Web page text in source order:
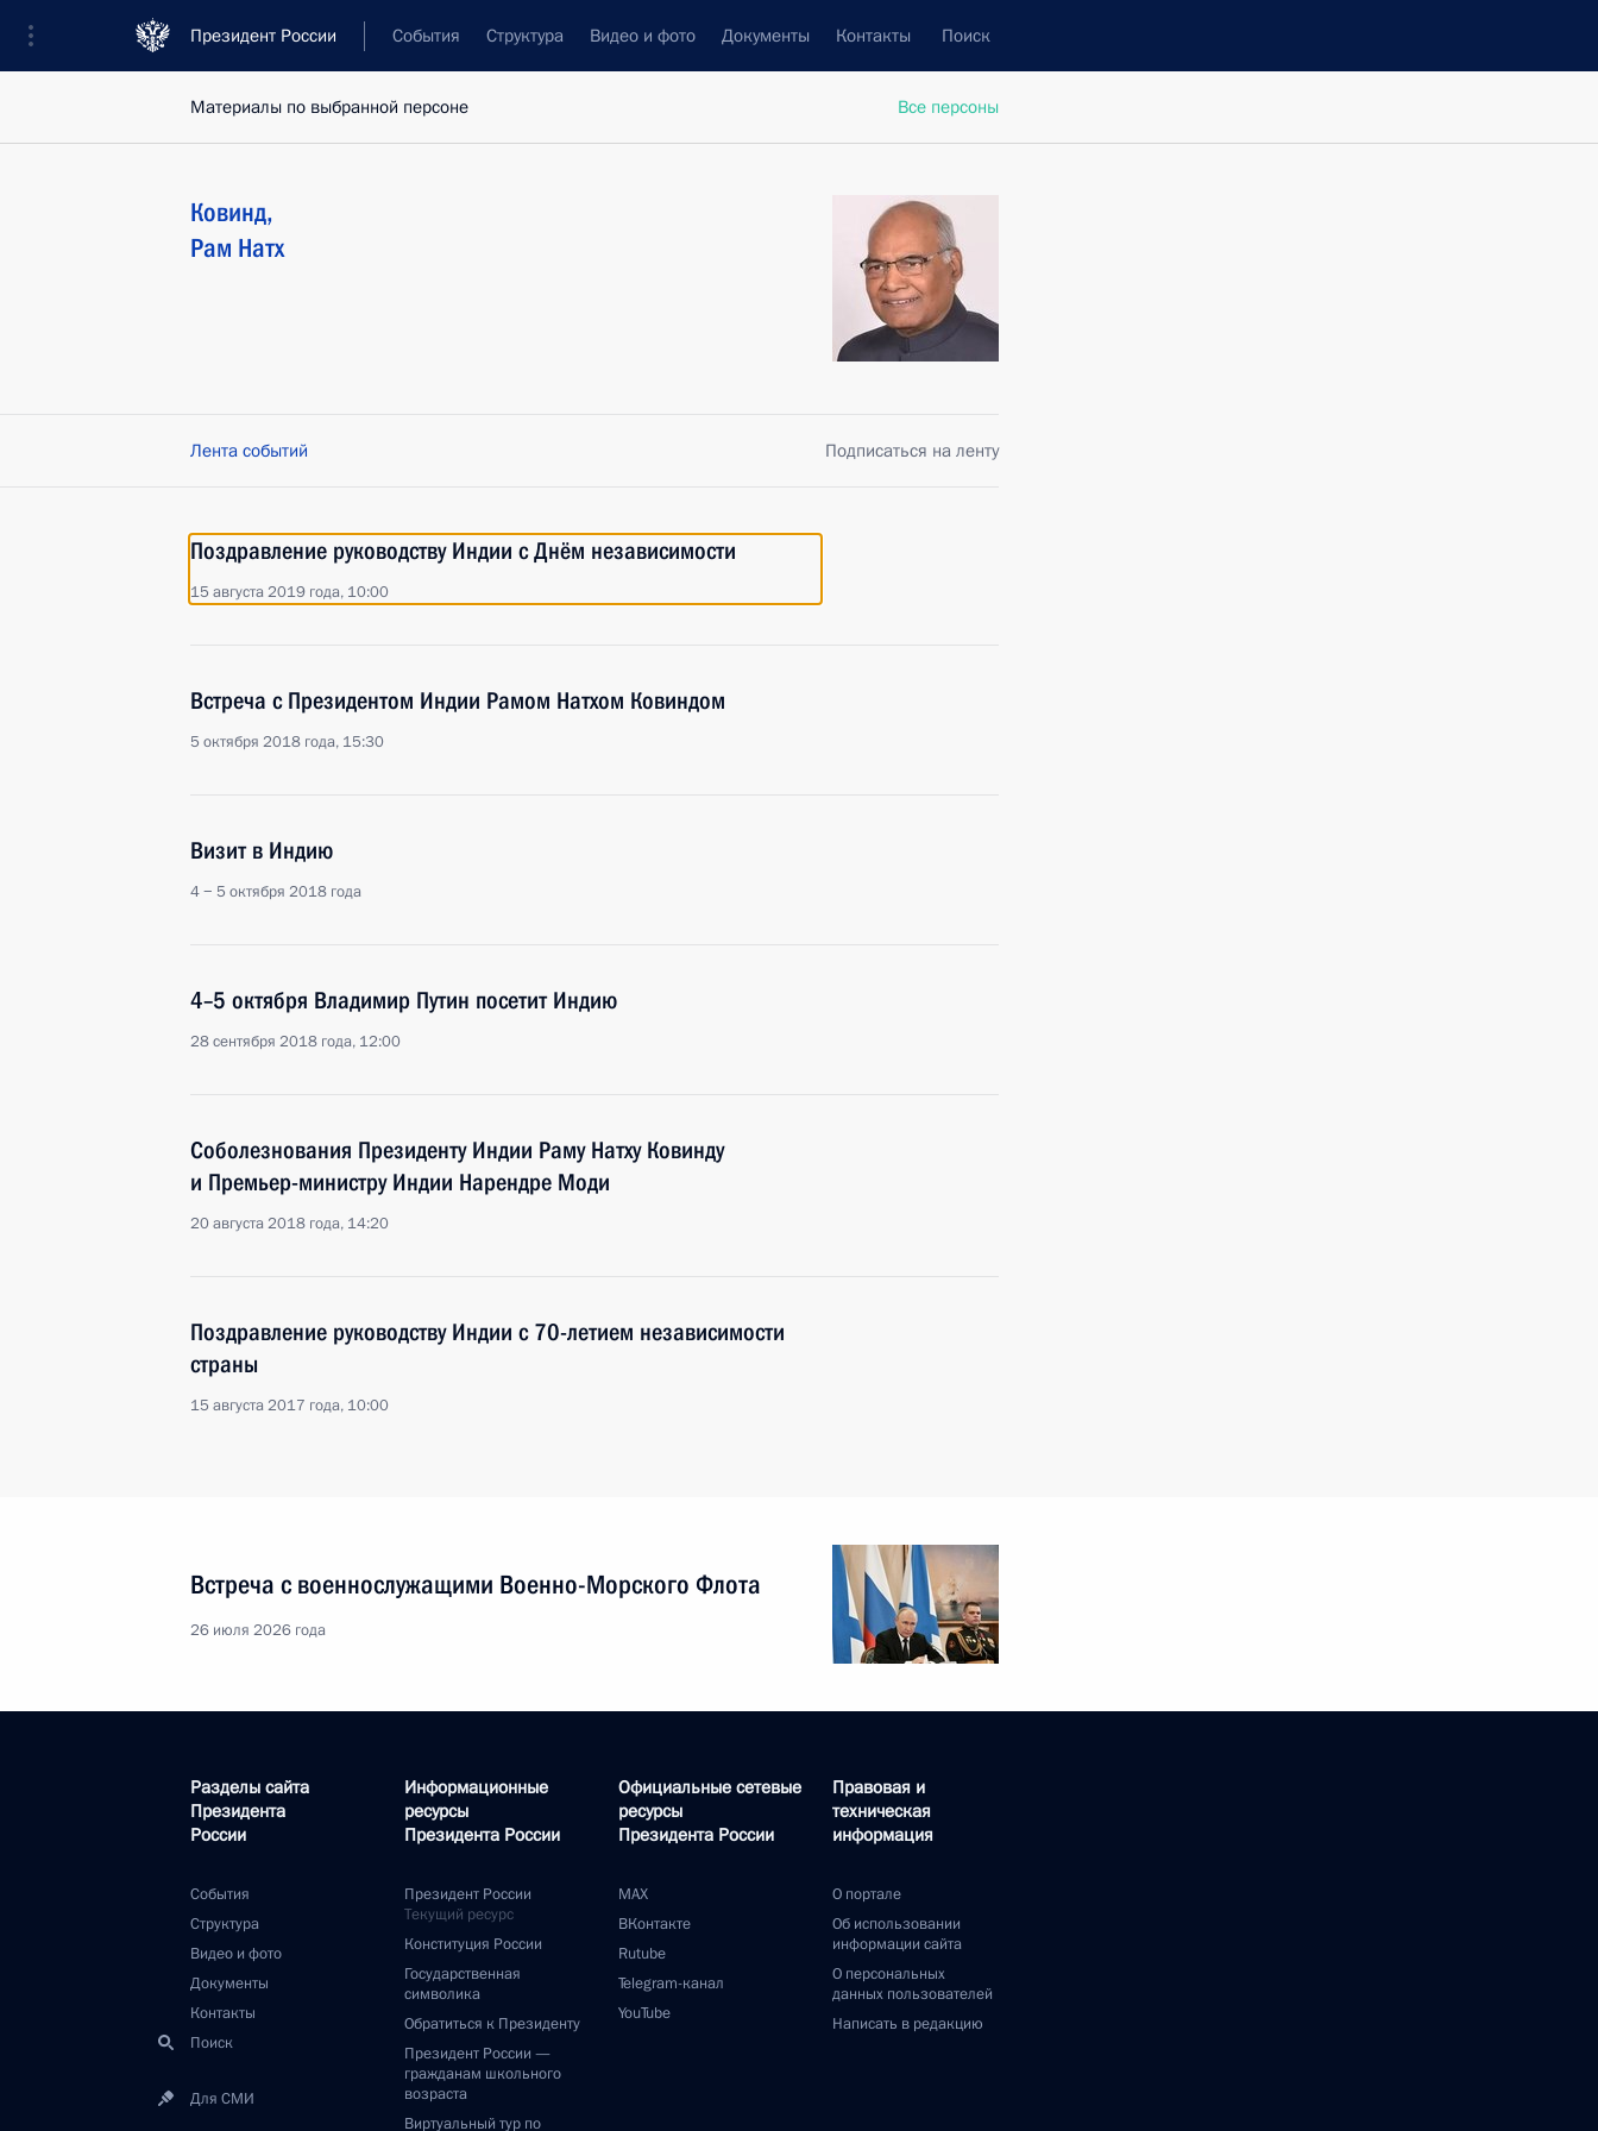
Президент России События Структура Видео и фото Документы Контакты Поиск
Все персоны
Материалы по выбранной персоне
Ковинд,
Рам Натх
Лента событий Подписаться на ленту
Поздравление руководству Индии с Днём независимости
15 августа 2019 года, 10:00
Встреча с Президентом Индии Рамом Натхом Ковиндом
5 октября 2018 года, 15:30
Визит в Индию
4 − 5 октября 2018 года
4–5 октября Владимир Путин посетит Индию
28 сентября 2018 года, 12:00
Соболезнования Президенту Индии Раму Натху Ковинду
и Премьер-министру Индии Нарендре Моди
20 августа 2018 года, 14:20
Поздравление руководству Индии с 70-летием независимости
страны
15 августа 2017 года, 10:00
Встреча с военнослужащими Военно-Морского Флота
26 июля 2026 года
Разделы сайта
Президента
России
События
Структура
Видео и фото
Документы
Контакты
Поиск
Для СМИ
Информационные
ресурсы
Президента России
Президент России
Текущий ресурс
Конституция России
Государственная
символика
Обратиться к Президенту
Президент России —
гражданам школьного
возраста
Виртуальный тур по
Официальные сетевые
ресурсы
Президента России
MAX
ВКонтакте
Rutube
Telegram-канал
YouTube
Правовая и
техническая
информация
О портале
Об использовании
информации сайта
О персональных
данных пользователей
Написать в редакцию